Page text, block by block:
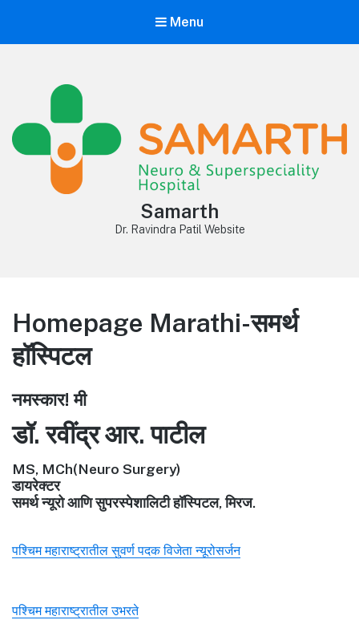
Menu
Samarth
Dr. Ravindra Patil Website
Homepage Marathi-समर्थ
हॉस्पिटल
नमस्कार! मी
डॉ. रवींद्र आर. पाटील
MS, MCh(Neuro Surgery)
डायरेक्टर
समर्थ न्यूरो आणि सुपरस्पेशालिटी हॉस्पिटल, मिरज.
पश्चिम महाराष्ट्रातील सुवर्ण पदक विजेता न्यूरोसर्जन
पश्चिम महाराष्ट्रातील उभरते